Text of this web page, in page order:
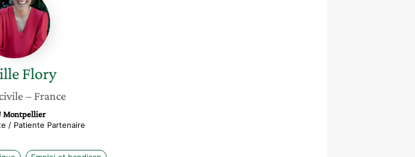
Flory
Flory
– France
Montpellier
/ Patiente Partenaire